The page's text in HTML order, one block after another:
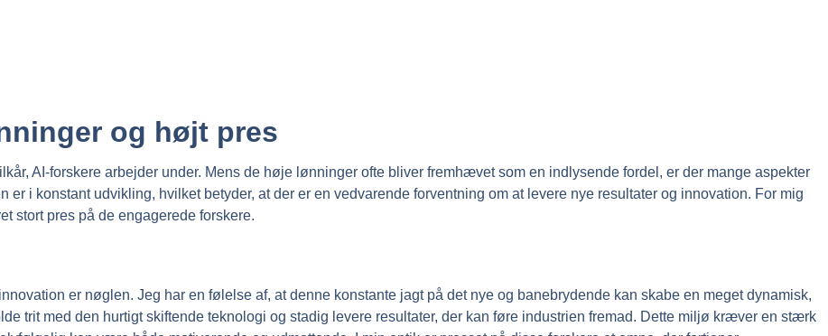
og højt pres
AI-forskere arbejder under. Mens de høje lønninger ofte bliver fremhævet som en indlysende fordel, er der mange aspekter
i konstant udvikling, hvilket betyder, at der er en vedvarende forventning om at levere nye resultater og innovation. For mig
stort pres på de engagerede forskere.
er nøglen. Jeg har en følelse af, at denne konstante jagt på det nye og banebrydende kan skabe en meget dynamisk,
trit med den hurtigt skiftende teknologi og stadig levere resultater, der kan føre industrien fremad. Dette miljø kræver en stærk